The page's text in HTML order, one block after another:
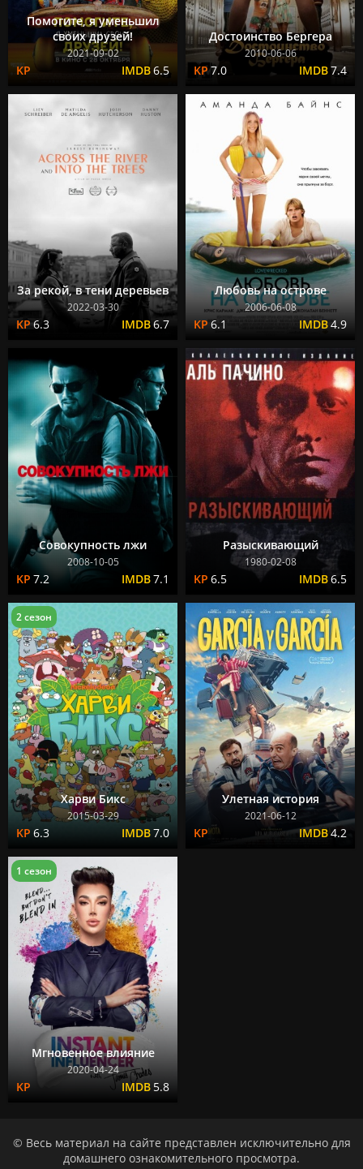
Помогите, я уменьшил
своих друзей!
2021-09-02
6.5
Достоинство Бергера
2010-06-06
7.0 7.4
За рекой, в тени деревьев
2022-03-30
6.3 6.7
Любовь на острове
2006-06-08
6.1 4.9
Совокупность лжи
2008-10-05
7.2 7.1
Разыскивающий
1980-02-08
6.5 6.5
Харви Бикс
2015-03-29
6.3 7.0
2 сезон
Улетная история
2021-06-12
4.2
Мгновенное влияние
2020-04-24
5.8
1 сезон
© Весь материал на сайте представлен исключительно для
домашнего ознакомительного просмотра.